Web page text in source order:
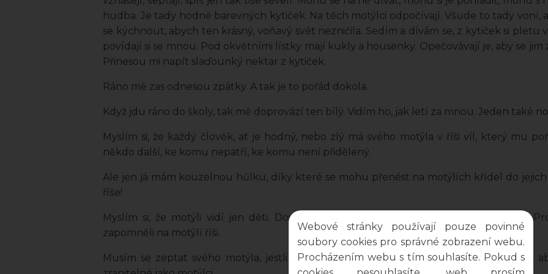
hudba. Je tady hodně barevných kytiček. Na těch motýlci odpočívají. Všude to tady voní,
se kýchnout, abych ten krásný, voňavý svět nezničila. Sedím a dívám se, z kytiček si
povídají si se mnou. Pod okvětními lístky mají kukly a housenky. Opečovávají je, aby se
Přinesou mi napít slaďounký nektar z kytiček.
Ráno mě zas odnesou zpátky. A tak je to pořád dokola.
Když jdu ráno do školy, tak mě doprovází ten bílý. Vidím ho, jak letí za mnou. Jeden také
Myslím si, že každý člověk, ať je hodný, nebo zlý má svého motýla v říši víl, který mu
někdo další, ke komu nepatří, ke komu není přidělený.
Ale jen já mám kouzelnou hůlku, díky které se mohu přenést na motýlích křídel do jejich
říše!
Myslím si, že motýli vidí jen děti. Dospělákům se už neukazují, jim už nepomáhají.
zapomněli na motýlí říši.
Musím se zeptat svého motýla, jestli by nemohli pustit do své říše i dospěláky nebo,
Webové stránky používají pouze povinné
soubory cookies pro správné zobrazení webu.
Procházením webu s tím souhlasíte. Pokud s